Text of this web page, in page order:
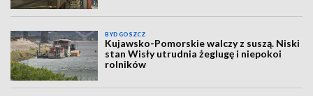
BYDGOSZCZ
Kujawsko-Pomorskie walczy z suszą. Niski
stan Wisły utrudnia żeglugę i niepokoi
rolników